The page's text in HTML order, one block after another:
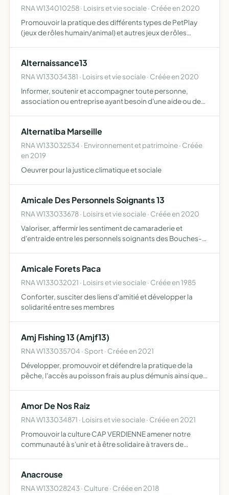
RNA W134010258 · Loisirs et vie sociale · Créée en 2020
Promouvoir la pratique des différents types de PetPlay
(jeux de rôles humain/animal) et autres jeux de rôles
Alternaissance13
RNA W133034381 · Loisirs et vie sociale · Créée en 2020
Informer, soutenir et accompagner toute personne,
association ou entreprise ayant besoin d'une aide ou de
période pé…
Alternatiba Marseille
RNA W133032534 · Environnement et patrimoine · Créée
en 2019
Oeuvrer pour la justice climatique et sociale
Amicale Des Personnels Soignants 13
RNA W133033678 · Loisirs et vie sociale · Créée en 2020
Valoriser, affermir les sentiment de camaraderie et
d'entraide entre les personnels soignants des Bouches-
Amicale Forets Paca
RNA W133032021 · Loisirs et vie sociale · Créée en 1985
Conforter, susciter des liens d'amitié et développer la
solidarité entre ses membres
Amj Fishing 13 (Amjf13)
RNA W133035704 · Sport · Créée en 2021
Développer, promouvoir et défendre la pratique de la
pêche, l'accès au poisson frais au plus démunis ainsi que
Amor De Nos Raiz
RNA W133034871 · Loisirs et vie sociale · Créée en 2021
Promouvoir la culture CAP VERDIENNE amener notre
communauté à s'unir et à être solidaire à travers de
cu…
Anacrouse
RNA W133028243 · Culture · Créée en 2018